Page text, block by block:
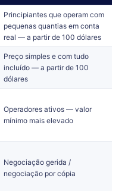
Principiantes que operam com
pequenas quantias em conta
real — a partir de 100 dólares
Preço simples e com tudo
incluído — a partir de 100
dólares
Operadores ativos — valor
mínimo mais elevado
Negociação gerida /
negociação por cópia